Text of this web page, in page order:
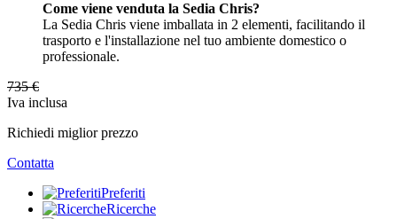
Come viene venduta la Sedia Chris?
La Sedia Chris viene imballata in 2 elementi, facilitando il
trasporto e l'installazione nel tuo ambiente domestico o
professionale.
735 €
Iva inclusa
Richiedi miglior prezzo
Contatta
Preferiti
Ricerche